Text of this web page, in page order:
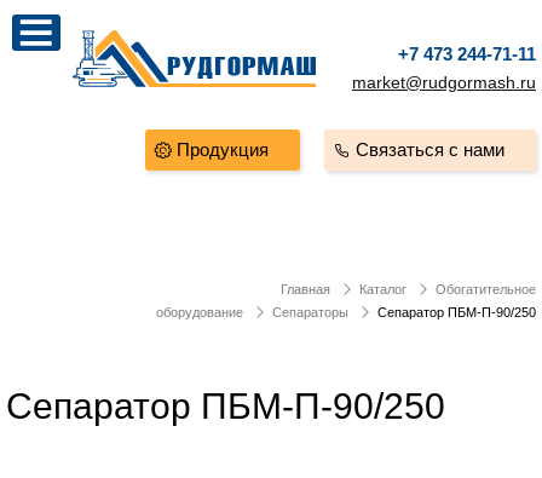
+7 473 244-71-11
market@rudgormash.ru
Связаться с нами
Продукция
Главная Каталог
Обогатительное
оборудование
Сепараторы Сепаратор ПБМ-П-90/250
Сепаратор ПБМ-П-90/250